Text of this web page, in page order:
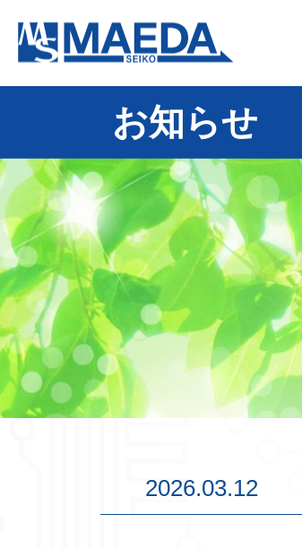
お知らせ
2026.03.12